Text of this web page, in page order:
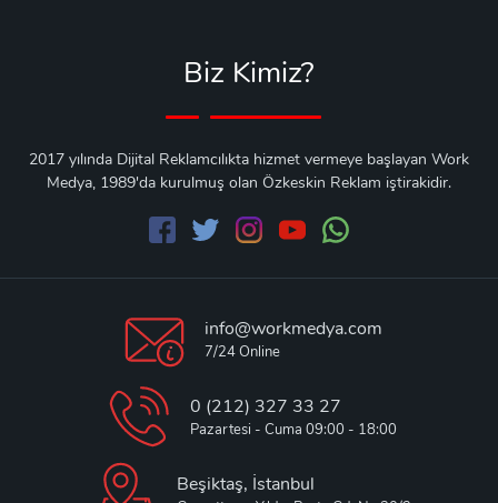
Biz Kimiz?
2017 yılında Dijital Reklamcılıkta hizmet vermeye başlayan Work
Medya, 1989'da kurulmuş olan Özkeskin Reklam iştirakidir.
info@workmedya.com
7/24 Online
0 (212) 327 33 27
Pazartesi - Cuma 09:00 - 18:00
Beşiktaş, İstanbul